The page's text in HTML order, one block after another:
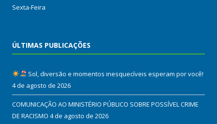
Sexta-Feira
ÚLTIMAS PUBLICAÇÕES
Sol, diversão e momentos inesquecíveis esperam por você!
4 de agosto de 2026
COMUNICAÇÃO AO MINISTÉRIO PÚBLICO SOBRE POSSÍVEL CRIME
DE RACISMO 4 de agosto de 2026